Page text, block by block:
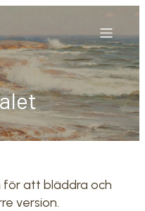
för att bläddra och
version.